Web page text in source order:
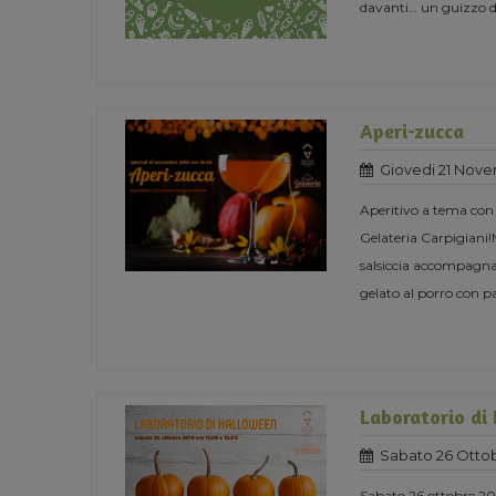
davanti… un guizzo
Aperi-zucca
Giovedi 21
Aperitivo a tema con
Gelateria
salsiccia
gelato al porro con
Laboratorio di
Sabato 26